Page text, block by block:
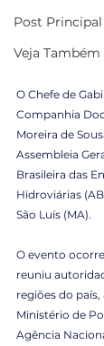
Post Principal
Veja Também
O Chefe de
Companhia
Moreira de
Assembleia
Brasileira das
Hidroviárias
São Luís (MA).
O evento
reuniu
regiões do
Ministério de
Agência